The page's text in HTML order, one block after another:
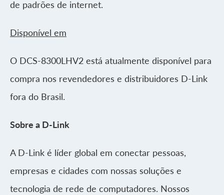
de padrões de internet.
Disponível em
O DCS-8300LHV2 está atualmente disponível para
compra nos revendedores e distribuidores D-Link
fora do Brasil.
Sobre a D-Link
A D-Link é líder global em conectar pessoas,
empresas e cidades com nossas soluções e
tecnologia de rede de computadores. Nossos